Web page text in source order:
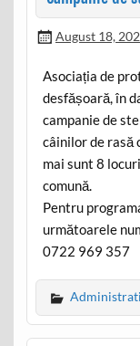
August 18,
Asociația de
desfășoară, în
campanie de
câinilor de rasă
mai sunt 8
comună.
Pentru
următoarele
0722 969 357